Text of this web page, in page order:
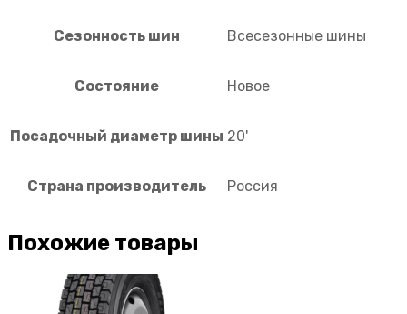
Сезонность шин Всесезонные шины
Состояние Новое
Посадочный диаметр шины 20'
Страна производитель Россия
Похожие товары